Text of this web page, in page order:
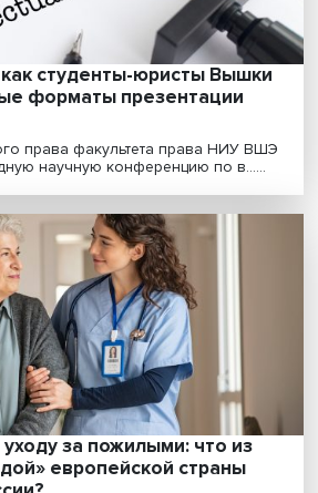
квартиры в типовых панельных
популярными. Хотя такое жилье ......
солнце не греет: как
привел к глобальному
после кризисного 2020
переход на возобновляемые